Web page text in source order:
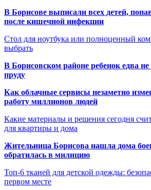
В Борисове выписали всех детей,
после кишечной инфекции
Стол для ноутбука или полноценный
выбрать
В Борисовском районе ребенок едва
пруду
Как облачные сервисы незаметно
работу миллионов людей
Какие материалы и решения сегодня
для квартиры и дома
Жительница Борисова нашла дома
обратилась в милицию
Топ-6 тканей для детской одежды:
первом месте